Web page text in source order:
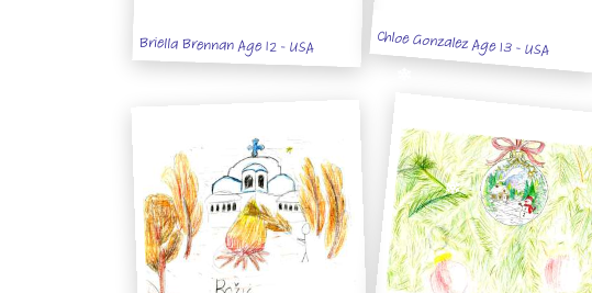
Briella Brennan Age 12 - USA Chloe Gonzalez Age 13 - USA